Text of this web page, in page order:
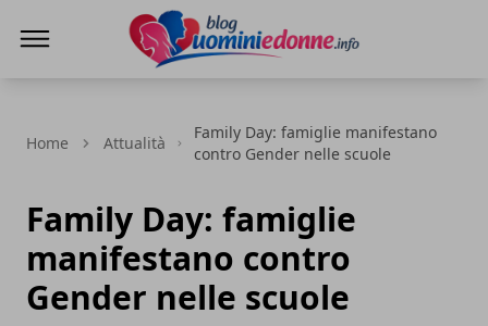
Home Attualità
Family Day: famiglie manifestano
contro Gender nelle scuole
Family Day: famiglie
manifestano contro
Gender nelle scuole